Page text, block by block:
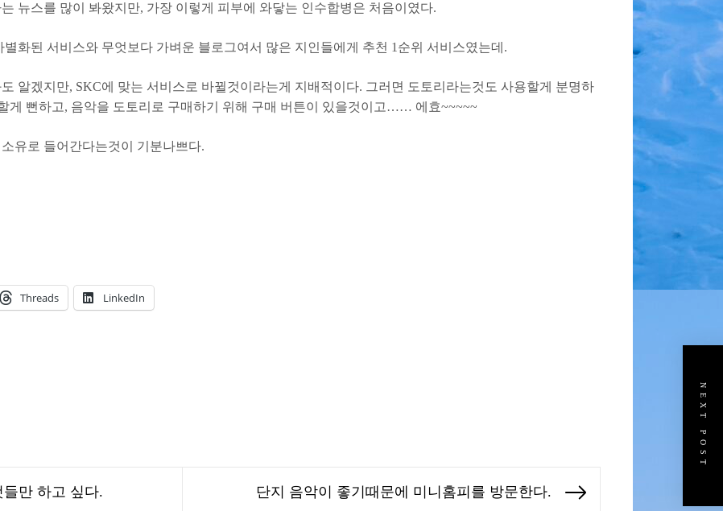
뉴스를 많이 봐왔지만, 가장 이렇게 피부에 와닿는 인수합병은 처음이였다.
화된 서비스와 무엇보다 가벼운 블로그여서 많은 지인들에게 추천 1순위 서비스였는데.
알겠지만, SKC에 맞는 서비스로 바뀔것이라는게 지배적이다. 그러면 도토리라는것도 사용할게 분명하
게 뻔하고, 음악을 도토리로 구매하기 위해 구매 버튼이 있을것이고…… 에효~~~~~
유로 들어간다는것이 기분나쁘다.
Threads LinkedIn
들만 하고 싶다. 단지 음악이 좋기때문에 미니홈피를 방문한다.
NEXT POST